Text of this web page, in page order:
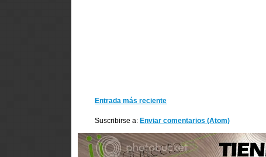
Entrada más reciente
Suscribirse a: Enviar comentarios (Atom)